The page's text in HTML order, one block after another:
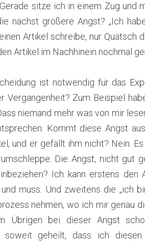
sitze ich in einem Zug und
nächst größere Angst? „Ich
Artikel schreibe, nur Quatsch
Artikel im Nachhinein nochmal
ist notwendig für das
Vergangenheit? Zum Beispiel
niemand mehr was von mir
Kommt diese Angst
und er gefällt ihm nicht? Nein.
Die Angst, nicht gut
Ich kann erstens
muss. Und zweitens die „ich
nehmen, wo ich mir genau
Übrigen bei dieser Angst
soweit geheilt, dass ich